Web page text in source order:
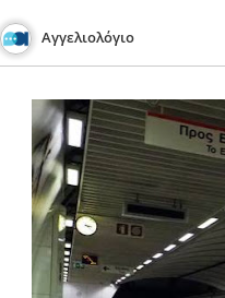
Αγγελιολόγιο